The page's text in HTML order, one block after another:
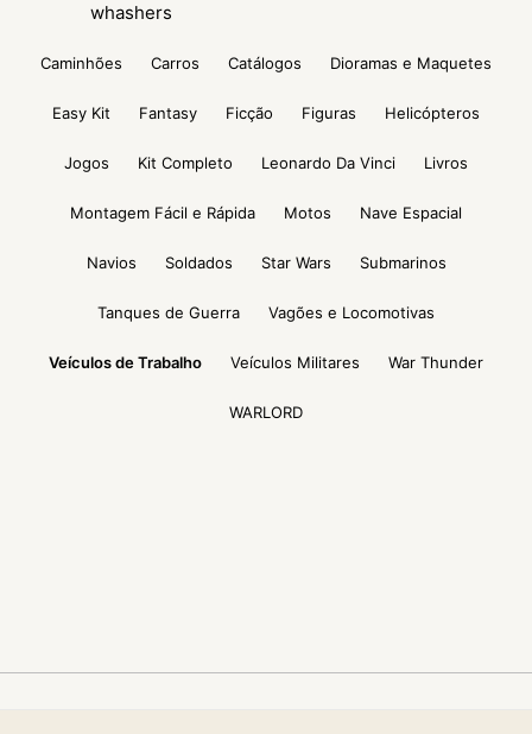
whashers
Caminhões Carros Catálogos Dioramas e Maquetes
Easy Kit Fantasy Ficção Figuras Helicópteros
Jogos Kit Completo Leonardo Da Vinci Livros
Montagem Fácil e Rápida Motos Nave Espacial
Navios Soldados Star Wars Submarinos
Tanques de Guerra Vagões e Locomotivas
Veículos de Trabalho Veículos Militares War Thunder
WARLORD